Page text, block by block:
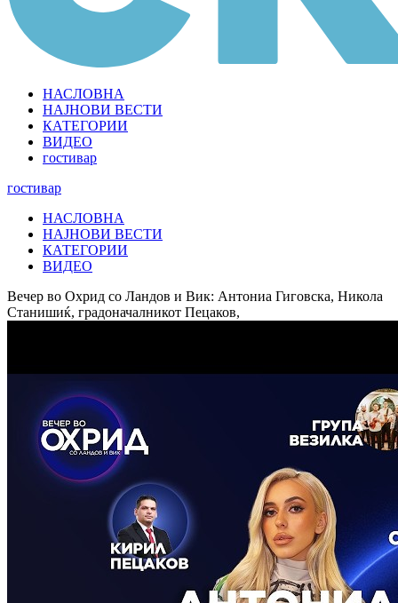
НАСЛОВНА
НАЈНОВИ ВЕСТИ
КАТЕГОРИИ
ВИДЕО
гостивар
гостивар
НАСЛОВНА
НАЈНОВИ ВЕСТИ
КАТЕГОРИИ
ВИДЕО
Вечер во Охрид со Ландов и Вик: Антониа Гиговска, Никола
Станишиќ, градоначалникот Пецаков,